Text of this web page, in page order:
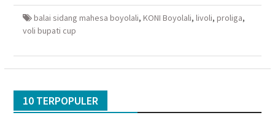
baru) baru) yang
baru)
baru)
balai sidang mahesa boyolali, KONI Boyolali, livoli, proliga,
voli bupati cup
10 TERPOPULER